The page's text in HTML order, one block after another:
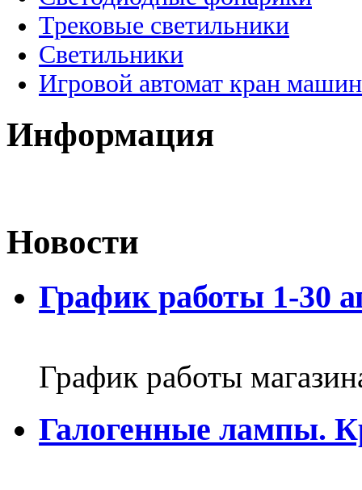
Трековые светильники
Светильники
Игровой автомат кран
Информация
Новости
График работы 1-30
График работы
Галогенные лампы.